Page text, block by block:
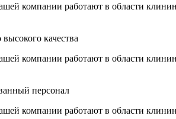
компании работают в области
качества
компании работают в области
персонал
компании работают в области